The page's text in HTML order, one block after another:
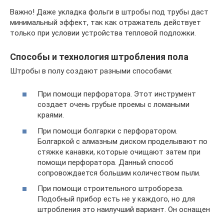
Важно! Даже укладка фольги в штробы под трубы даст
минимальный эффект, так как отражатель действует
только при условии устройства тепловой подложки.
Способы и технология штробления пола
Штробы в полу создают разными способами:
При помощи перфоратора. Этот инструмент
создает очень грубые проемы с ломаными
краями.
При помощи болгарки с перфоратором.
Болгаркой с алмазным диском проделывают по
стяжке канавки, которые очищают затем при
помощи перфоратора. Данный способ
сопровождается большим количеством пыли.
При помощи строительного штробореза.
Подобный прибор есть не у каждого, но для
штробления это наилучший вариант. Он оснащен